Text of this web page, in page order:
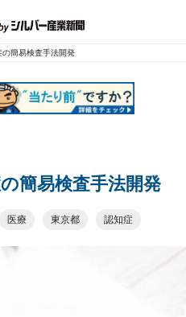
簡易検査手法開発
簡易検査手法開発
医療 東京都 認知症